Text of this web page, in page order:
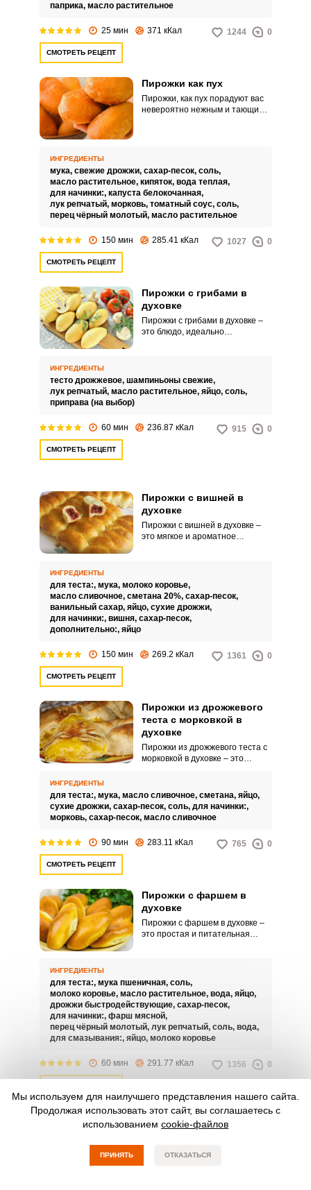
паприка, масло растительное
25 мин 371 кКал 1244 0
СМОТРЕТЬ РЕЦЕПТ
Пирожки как пух
Пирожки, как пух порадуют вас
невероятно нежным и тающим
ИНГРЕДИЕНТЫ
мука, свежие дрожжи, сахар-песок, соль,
масло растительное, кипяток, вода теплая,
для начинки:, капуста белокочанная,
лук репчатый, морковь, томатный соус, соль,
перец чёрный молотый, масло растительное
150 мин 285.41 кКал 1027 0
СМОТРЕТЬ РЕЦЕПТ
Пирожки с грибами в
духовке
Пирожки с грибами в духовке –
это блюдо, идеально
качества даже после остывания.
Для того чтобы сократить время
процесса приготовления, в
ИНГРЕДИЕНТЫ
тесто дрожжевое, шампиньоны свежие,
лук репчатый, масло растительное, яйцо, соль,
приправа (на выбор)
60 мин 236.87 кКал 915 0
СМОТРЕТЬ РЕЦЕПТ
Пирожки с вишней в
духовке
Пирожки с вишней в духовке –
это мягкое и ароматное
запросто поностальгировать и
приготовить такое угощение
самостоятельно, причем не
потратив уйму времени, усилий
и продуктов.
ИНГРЕДИЕНТЫ
для теста:, мука, молоко коровье,
масло сливочное, сметана 20%, сахар-песок,
ванильный сахар, яйцо, сухие дрожжи,
для начинки:, вишня, сахар-песок,
дополнительно:, яйцо
150 мин 269.2 кКал 1361 0
СМОТРЕТЬ РЕЦЕПТ
Пирожки из дрожжевого
теста с морковкой в
духовке
Пирожки из дрожжевого теста с
морковкой в духовке – это
совсем не многие кулинары,
однако зря. Нежное тесто
отлично гармонирует с сочной
дополненной сливочным
маслом и небольшим
ИНГРЕДИЕНТЫ
для теста:, мука, масло сливочное, сметана, яйцо,
сухие дрожжи, сахар-песок, соль, для начинки:,
морковь, сахар-песок, масло сливочное
90 мин 283.11 кКал 765 0
СМОТРЕТЬ РЕЦЕПТ
Пирожки с фаршем в
духовке
Пирожки с фаршем в духовке –
это простая и питательная
как приготовить пышное и
нежное тесто, которое
прекрасно сочетается с сочной
мясной начинкой.
ИНГРЕДИЕНТЫ
для теста:, мука пшеничная, соль,
молоко коровье, масло растительное, вода, яйцо,
дрожжи быстродействующие, сахар-песок,
для начинки:, фарш мясной,
перец чёрный молотый, лук репчатый, соль, вода,
для смазывания:, яйцо, молоко коровье
60 мин 291.77 кКал 1356 0
Пирожки из слоеного
теста с яблоками в
Пирожки из слоеного теста с
яблоками в духовке получаются
Мы используем для наилучшего представления нашего сайта.
Продолжая использовать этот сайт, вы соглашаетесь с
использованием cookie-файлов
ПРИНЯТЬ ОТКАЗАТЬСЯ